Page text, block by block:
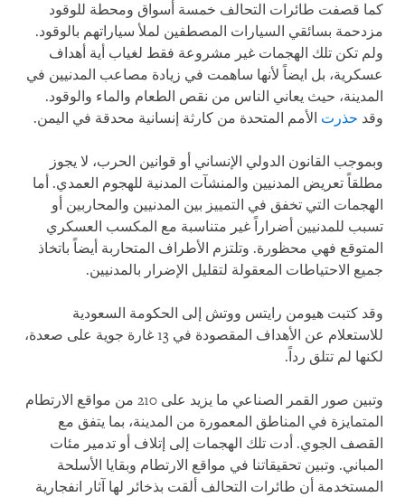
كما قصفت طائرات التحالف خمسة أسواق ومحطة للوقود
مزدحمة بسائقي السيارات المصطفين لملأ سياراتهم بالوقود.
ولم تكن تلك الهجمات غير مشروعة فقط لغياب أية أهداف
عسكرية، بل ايضاً لأنها ساهمت في زيادة مصاعب المدنيين في
المدينة، حيث يعاني الناس من نقص الطعام والماء والوقود.
وقد حذرت الأمم المتحدة من كارثة إنسانية محدقة في اليمن.
وبموجب القانون الدولي الإنساني أو قوانين الحرب، لا يجوز
مطلقاً تعريض المدنيين والمنشآت المدنية للهجوم العمدي. أما
الهجمات التي تخفق في التمييز بين المدنيين والمحاربين أو
تسبب للمدنيين أضراراً غير متناسبة مع المكسب العسكري
المتوقع فهي محظورة. وتلتزم الأطراف المتحاربة أيضاً باتخاذ
جميع الاحتياطات المعقولة لتقليل الإضرار بالمدنيين.
وقد كتبت هيومن رايتس ووتش إلى الحكومة السعودية
للاستعلام عن الأهداف المقصودة في 13 غارة جوية على صعدة،
لكنها لم تتلق رداً.
وتبين صور القمر الصناعي ما يزيد على 210 من مواقع الارتطام
المتمايزة في المناطق المعمورة من المدينة، بما يتفق مع
القصف الجوي. أدت تلك الهجمات إلى إتلاف أو تدمير مئات
المباني. وتبين تحقيقاتنا في مواقع الارتطام وبقايا الأسلحة
المستخدمة أن طائرات التحالف ألقت بذخائر لها آثار انفجارية